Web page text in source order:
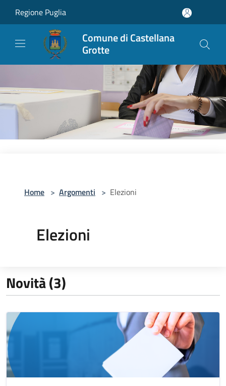
Regione Puglia
Comune di Castellana
Grotte
Home > Argomenti > Elezioni
Elezioni
Novità (3)